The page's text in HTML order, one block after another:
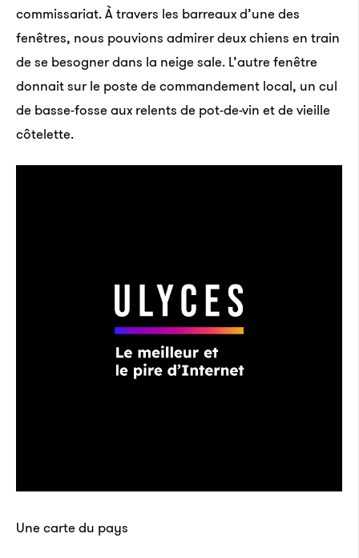
commissariat. À travers les barreaux d’une des
fenêtres, nous pouvions admirer deux chiens en train
de se besogner dans la neige sale. L’autre fenêtre
donnait sur le poste de commandement local, un cul
de basse-fosse aux relents de pot-de-vin et de vieille
côtelette.
Une carte du pays